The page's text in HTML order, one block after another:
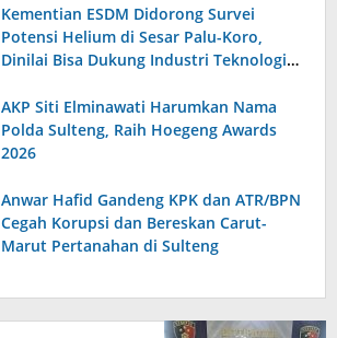
Kementian ESDM Didorong Survei
Potensi Helium di Sesar Palu-Koro,
Dinilai Bisa Dukung Industri Teknologi
AKP Siti Elminawati Harumkan Nama
Polda Sulteng, Raih Hoegeng Awards
2026
Anwar Hafid Gandeng KPK dan ATR/BPN
Cegah Korupsi dan Bereskan Carut-
Marut Pertanahan di Sulteng